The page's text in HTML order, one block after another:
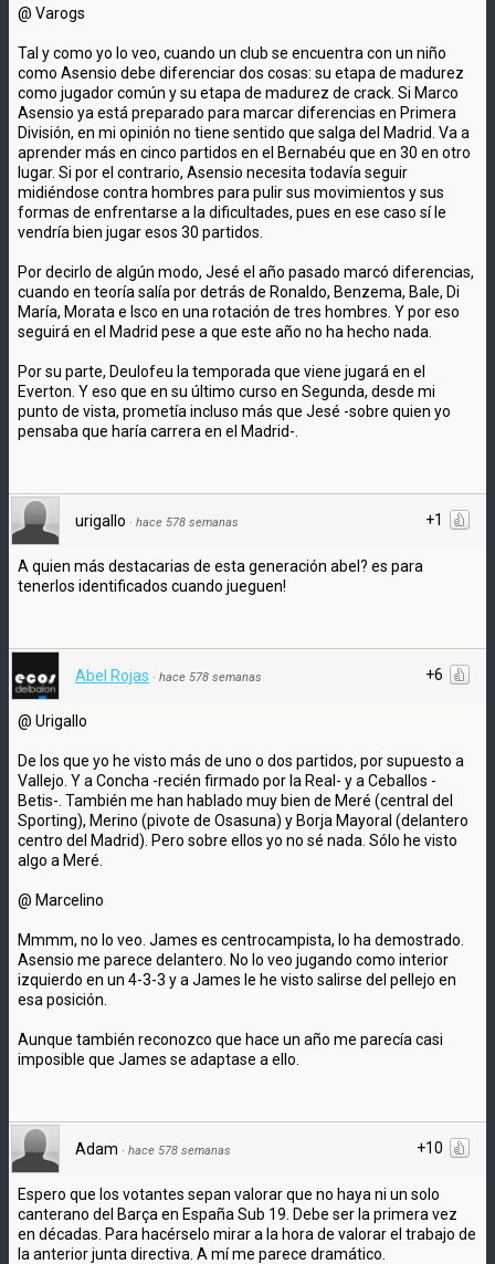
@ Varogs
Tal y como yo lo veo, cuando un club se encuentra con un niño
como Asensio debe diferenciar dos cosas: su etapa de madurez
como jugador común y su etapa de madurez de crack. Si Marco
Asensio ya está preparado para marcar diferencias en Primera
División, en mi opinión no tiene sentido que salga del Madrid. Va a
aprender más en cinco partidos en el Bernabéu que en 30 en otro
lugar. Si por el contrario, Asensio necesita todavía seguir
midiéndose contra hombres para pulir sus movimientos y sus
formas de enfrentarse a la dificultades, pues en ese caso sí le
vendría bien jugar esos 30 partidos.
Por decirlo de algún modo, Jesé el año pasado marcó diferencias,
cuando en teoría salía por detrás de Ronaldo, Benzema, Bale, Di
María, Morata e Isco en una rotación de tres hombres. Y por eso
seguirá en el Madrid pese a que este año no ha hecho nada.
Por su parte, Deulofeu la temporada que viene jugará en el
Everton. Y eso que en su último curso en Segunda, desde mi
punto de vista, prometía incluso más que Jesé -sobre quien yo
pensaba que haría carrera en el Madrid-.
+1
urigallo · hace 578 semanas
A quien más destacarias de esta generación abel? es para
tenerlos identificados cuando jueguen!
+6
Abel Rojas · hace 578 semanas
@ Urigallo
De los que yo he visto más de uno o dos partidos, por supuesto a
Vallejo. Y a Concha -recién firmado por la Real- y a Ceballos -
Betis-. También me han hablado muy bien de Meré (central del
Sporting), Merino (pivote de Osasuna) y Borja Mayoral (delantero
centro del Madrid). Pero sobre ellos yo no sé nada. Sólo he visto
algo a Meré.
@ Marcelino
Mmmm, no lo veo. James es centrocampista, lo ha demostrado.
Asensio me parece delantero. No lo veo jugando como interior
izquierdo en un 4-3-3 y a James le he visto salirse del pellejo en
esa posición.
Aunque también reconozco que hace un año me parecía casi
imposible que James se adaptase a ello.
+10
Adam · hace 578 semanas
Espero que los votantes sepan valorar que no haya ni un solo
canterano del Barça en España Sub 19. Debe ser la primera vez
en décadas. Para hacérselo mirar a la hora de valorar el trabajo de
la anterior junta directiva. A mí me parece dramático.